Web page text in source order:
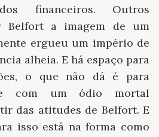
financeiros. Outros
Belfort a imagem de um
ergueu um império de
alheia. E há espaço para
o que não dá é para
com um ódio mortal
das atitudes de Belfort. E
isso está na forma como